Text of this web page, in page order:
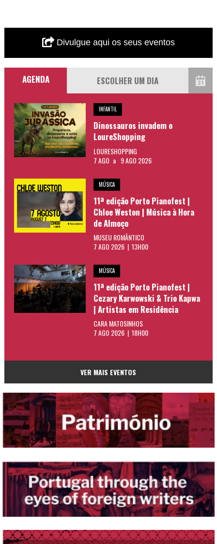
Divulgue aqui os seus eventos
AGENDA
INFANTIL
Dinossauros invadem o
LoureShopping
LOURESHOPPING
7 AGO a 9 AGO 2026
MÚSICA
11ª edição Porto Pianofest |
Chloe Weston | Música à Hora
de Almoço
MUSEU ROMÂNTICO
7 AGO 2026 | 13H00
MÚSICA
11ª edição Porto Pianofest |
Cezary Karwowski & Trio Kapwa
| Artistas em Residência
CARA MATOSINHOS
7 AGO 2026 | 18H00
VER MAIS EVENTOS